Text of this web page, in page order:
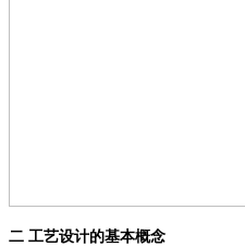
二 工艺设计的基本概念